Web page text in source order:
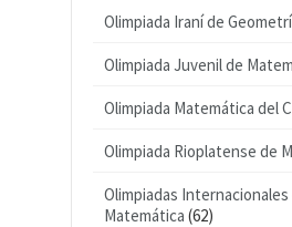
Olimpiada Iraní de
Olimpiada Juvenil de
Olimpiada Matemática del
Olimpiada Rioplatense de
Olimpiadas Internacionales
Matemática (62)